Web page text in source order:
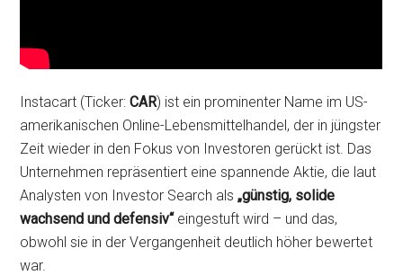
Instacart (Ticker:CAR) ist ein prominenter Name im US-
amerikanischen Online-Lebensmittelhandel, der in jüngster
Zeit wieder in den Fokus von Investoren gerückt ist. Das
Unternehmen repräsentiert eine spannende Aktie, die laut
Analysten von Investor Search als„günstig, solide
wachsend und defensiv“eingestuft wird – und das,
obwohl sie in der Vergangenheit deutlich höher bewertet
war.